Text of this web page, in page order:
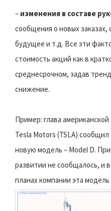
– изменения в составе
сообщения о новых заказах,
будущее и т.д. Все эти
стоимость акций как в
среднесрочном, задав
снижение.
Пример: глава
Tesla Motors (TSLA)
новую модель – Model D.
развитии не сообщалось, и
планах компании эта